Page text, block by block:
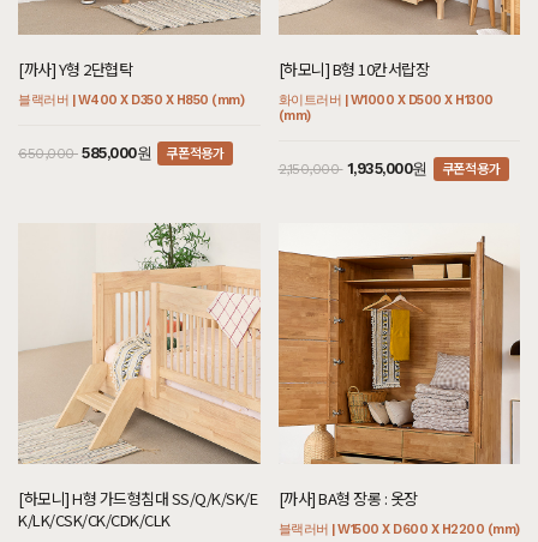
[까사] Y형 2단협탁
블랙러버 | W400 X D350 X H850 (mm)
650,000 585,000원 쿠폰적용가
[하모니] B형 10칸서랍장
화이트러버 | W1000 X D500 X H1300
(mm)
2,150,000 1,935,000원 쿠폰적용가
[하모니] H형 가드형침대 SS/Q/K/SK/E
K/LK/CSK/CK/CDK/CLK
[까사] BA형 장롱 : 옷장
블랙러버 | W1500 X D600 X H2200 (mm)